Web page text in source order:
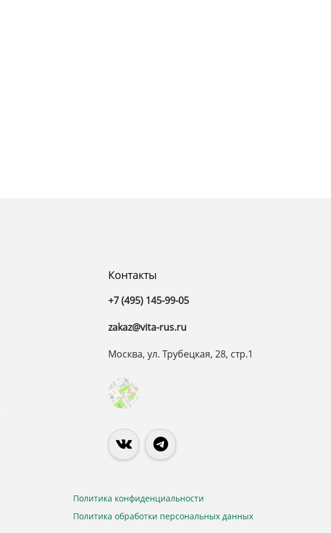
Контакты
+7 (495) 145-99-05
zakaz@vita-rus.ru
Москва, ул. Трубецкая, 28, стр.1
Политика конфиденциальности
Политика обработки персональных данных